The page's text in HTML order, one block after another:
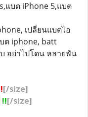
แบต iPhone 5,แบต
เปลี่ยนแบตไอ
ต iphone, batt
อย่าไปโดน หลายพัน
[/size]
[/size]